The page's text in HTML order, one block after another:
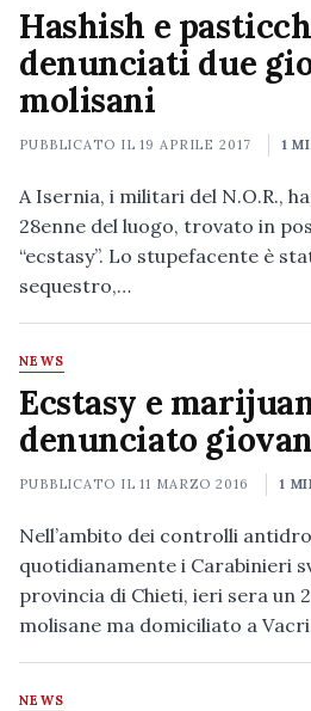
Hashish e
denunciati due
molisani
PUBBLICATO IL19 APRILE 2017 1
A Isernia, i militari del N.O.R.,
28enne del luogo, trovato in
“ecstasy”. Lo stupefacente è
sequestro,…
NEWS
Ecstasy e
denunciato
PUBBLICATO IL11 MARZO 2016 1
Nell’ambito dei controlli
quotidianamente i Carabinieri
provincia di Chieti, ieri sera un
molisane ma domiciliato a
NEWS